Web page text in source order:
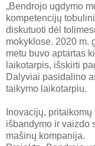
„Bendrojo ugdymo
kompetencijų
diskutuoti dėl
mokyklose. 2020 m.
metu buvo aptartas
laikotarpis, išskirti
Dalyviai pasidalino
taikymo laikotarpiu.
Inovacijų,
išbandymo ir vaizdo
mašinų kompanija.